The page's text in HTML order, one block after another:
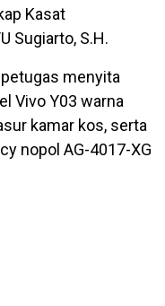
Kasat
Sugiarto, S.H.
menyita
Vivo Y03 warna
kamar kos, serta
nopol AG-4017-XG